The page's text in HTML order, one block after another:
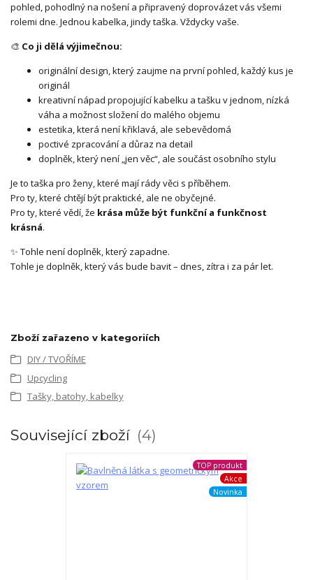
pohled, pohodlný na nošení a připravený doprovázet vás všemi
rolemi dne. Jednou kabelka, jindy taška. Vždycky vaše.
🎨 Co ji dělá výjimečnou:
originální design, který zaujme na první pohled, každý kus je
originál
kreativní nápad propojující kabelku a tašku v jednom, nízká
váha a možnost složení do malého objemu
estetika, která není křiklavá, ale sebevědomá
poctivé zpracování a důraz na detail
doplněk, který není „jen věc“, ale součást osobního stylu
Je to taška pro ženy, které mají rády věci s příběhem.
Pro ty, které chtějí být praktické, ale ne obyčejné.
Pro ty, které vědí, že krása může být funkční a funkčnost
krásná.
✨ Tohle není doplněk, který zapadne.
Tohle je doplněk, který vás bude bavit – dnes, zítra i za pár let.
Zboží zařazeno v kategoriích
DIY / TVOŘÍME
Upcycling
Tašky, batohy, kabelky
Související zboží 4
TOP produkt
Akce
Novinka